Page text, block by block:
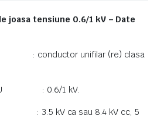
joasa tensiune 0.6/1 kV – Date
conductor unifilar (re) clasa
U : 0.6/1 kV.
: 3.5 kV ca sau 8.4 kV cc, 5